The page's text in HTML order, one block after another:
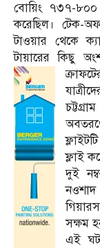
বোয়িং ৭৩৭-৮০০
করেছিল। টেক-
টাওয়ার থেকে
টায়ারের কিছু
ফ্লাই
দুই
নওশাদ
সক্ষম
এই